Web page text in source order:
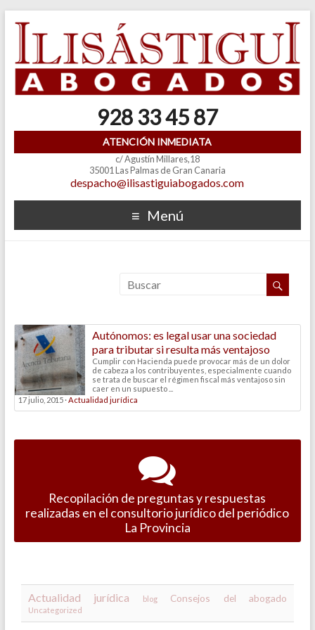
928 33 45 87
ATENCIÓN INMEDIATA
c/ Agustín Millares,18
35001 Las Palmas de Gran Canaria
despacho@ilisastiguiabogados.com
Menú
Autónomos: es legal usar una sociedad
para tributar si resulta más ventajoso
Cumplir con Hacienda puede provocar más de un dolor
de cabeza a los contribuyentes, especialmente cuando
se trata de buscar el régimen fiscal más ventajoso sin
caer en un supuesto ...
17 julio, 2015 ·Actualidad jurídica
Recopilación de preguntas y respuestas
realizadas en el consultorio jurídico del periódico
La Provincia
Actualidad jurídica blog Consejos del abogado
Uncategorized